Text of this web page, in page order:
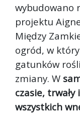
wybudowano
projektu
Między
ogród, w
gatunków
zmiany. W
czasie,
wszystkich